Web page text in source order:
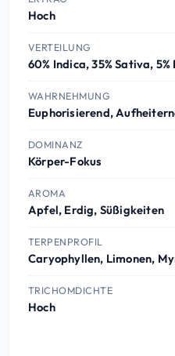
Hoch
VERTEILUNG
60% Indica, 35% Sativa,
WAHRNEHMUNG
Euphorisierend,
DOMINANZ
Körper-Fokus
AROMA
Apfel, Erdig, Süßigkeiten
TERPENPROFIL
Caryophyllen, Limonen,
TRICHOMDICHTE
Hoch